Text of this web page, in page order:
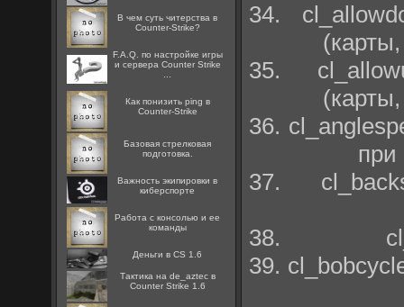
В чем суть читерства в
Counter-Strike?
F.A.Q. по настройке игры
и сервера Counter Strike
Как понизить ping в
Counter-Strike
Базовая стрелковая
подготовка.
Важность экипировки в
киберспорте
Работа с консолью и ее
команды
Деньги в CS 1.6
Тактика на de_aztec в
Counter Strike 1.6
при